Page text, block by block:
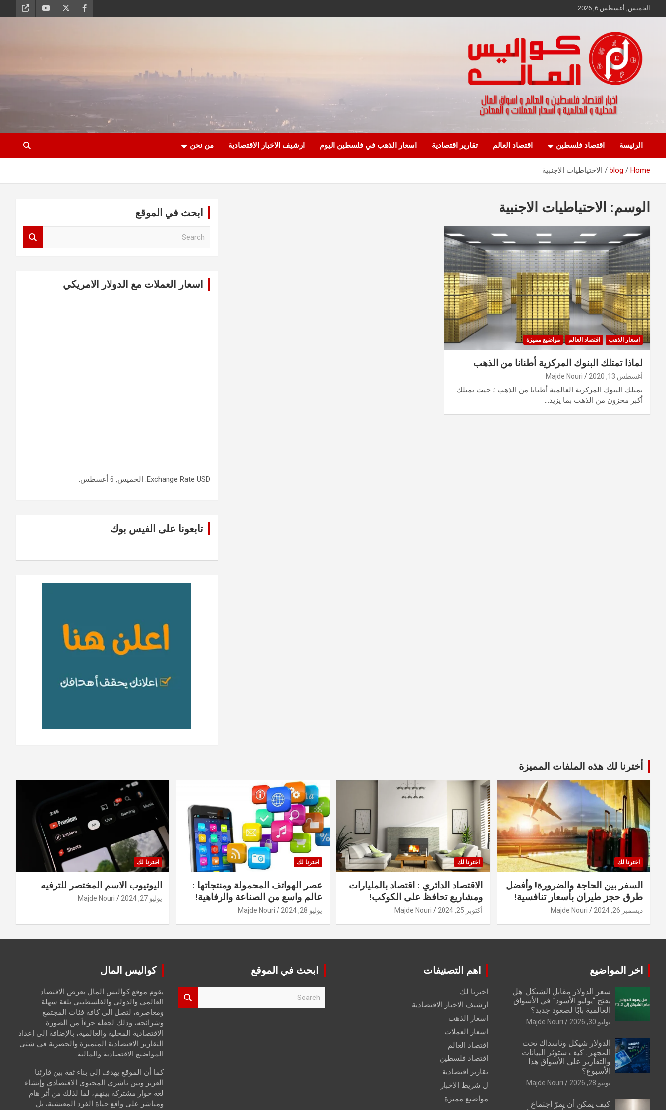
to
الخميس, أغسطس 6, 2026
كواليس المال
الرئيسة اقتصاد فلسطين اقتصاد العالم تقارير اقتصادية اسعار الذهب في فلسطين اليوم ارشيف الاخبار الاقتصادية من نحن
Home
blog الاحتياطيات الاجنبية
الوسم: الاحتياطيات الاجنبية
اسعار الذهب اقتصاد العالم مواضيع مميزة
لماذا تمتلك البنوك المركزية أطنانا من الذهب
أغسطس 13, 2020 Majde Nouri
تمتلك البنوك المركزية العالمية أطنانا من الذهب ؛ حيث تمتلك
أكبر مخزون من الذهب بما يزيد…
ابحث في الموقع
اسعار العملات مع الدولار الامريكي
Exchange Rate USD : الخميس, 6 أغسطس.
تابعونا على الفيس بوك
أخترنا لك هذه الملفات المميزة
اخترنا لك
السفر بين الحاجة والضرورة! وأفضل
طرق حجز طيران بأسعار تنافسية!
ديسمبر 26, 2024 Majde Nouri
اخترنا لك
الاقتصاد الدائري : اقتصاد بالمليارات
ومشاريع تحافظ على الكوكب!
أكتوبر 25, 2024 Majde Nouri
اخترنا لك
عصر الهواتف المحمولة ومنتجاتها :
عالم واسع من الصناعة والرفاهية!
يوليو 28, 2024 Majde Nouri
اخترنا لك
اليوتيوب الاسم المختصر للترفيه
يوليو 27, 2024 Majde Nouri
اخر المواضيع
سعر الدولار مقابل الشيكل: هل
يفتح “يوليو الأسود” في الأسواق
العالمية بابًا لصعود جديد؟
يوليو 30, 2026 Majde Nouri
الدولار شيكل وناسداك تحت
المجهر.. كيف ستؤثر البيانات
والتقارير على الأسواق هذا
الأسبوع؟
يونيو 28, 2026 Majde Nouri
كيف يمكن أن يمرّ اجتماع
اهم التصنيفات
اخترنا لك
ارشيف الاخبار الاقتصادية
اسعار الذهب
اسعار العملات
اقتصاد العالم
اقتصاد فلسطين
تقارير اقتصادية
ل شريط الاخبار
مواضيع مميزة
ابحث في الموقع كواليس المال
يقوم موقع كواليس المال بعرض الاقتصاد
العالمي والدولي والفلسطيني بلغة سهلة
ومعاصرة، لتصل إلى كافة فئات المجتمع
وشرائحه، وذلك لجعله جزءاً من الصورة
الاقتصادية المحلية والعالمية، بالإضافة إلى إعداد
التقارير الاقتصادية المتميزة والحصرية في شتى
المواضيع الاقتصادية والمالية.
كما أن الموقع يهدف إلى بناء ثقة بين قارئنا
العزيز وبين ناشري المحتوى الاقتصادي وإنشاء
لغة حوار مشتركة بينهم، لما لذلك من أثر هام
ومباشر على واقع حياة الفرد المعيشية، بل